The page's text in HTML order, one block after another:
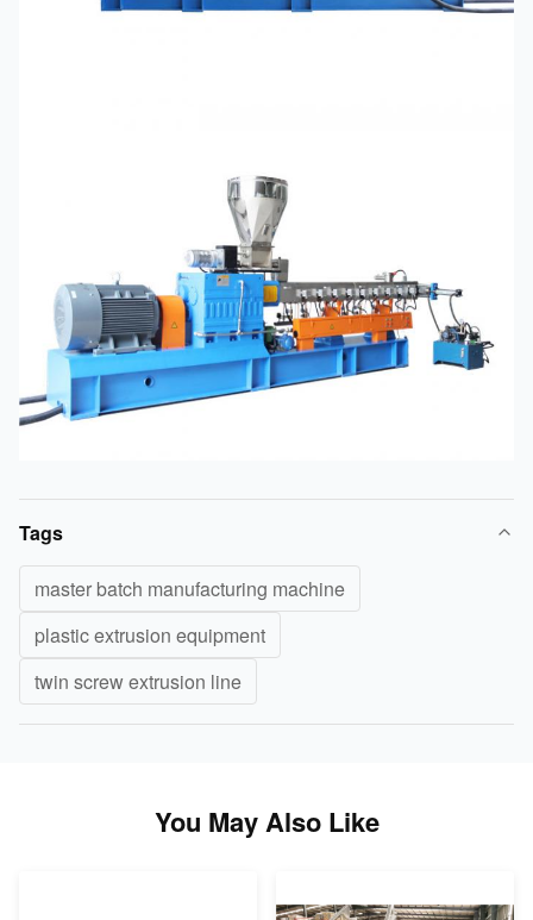
Tags
master batch manufacturing machine
plastic extrusion equipment
twin screw extrusion line
You May Also Like